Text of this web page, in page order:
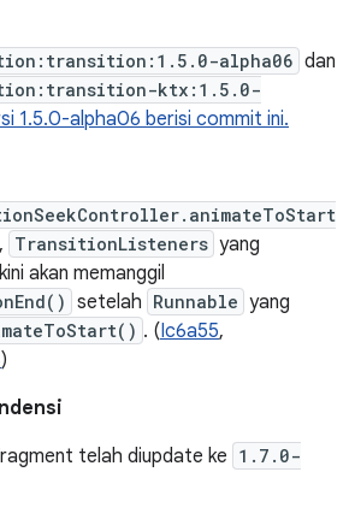
alpha06 dan
ktx:1.5.0-
1.5.0-alpha06 berisi commit ini.
TransitionListeners yang
akan memanggil
setelah Runnable yang
. (Ic6a55,
)
telah diupdate ke 1.7.0-